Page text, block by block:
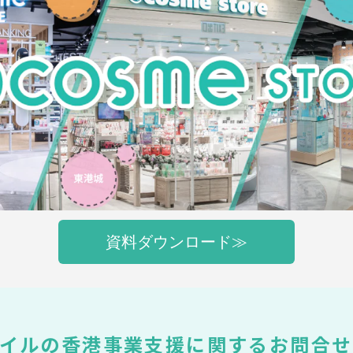
資料ダウンロード≫
ルの香港事業支援に関するお問合